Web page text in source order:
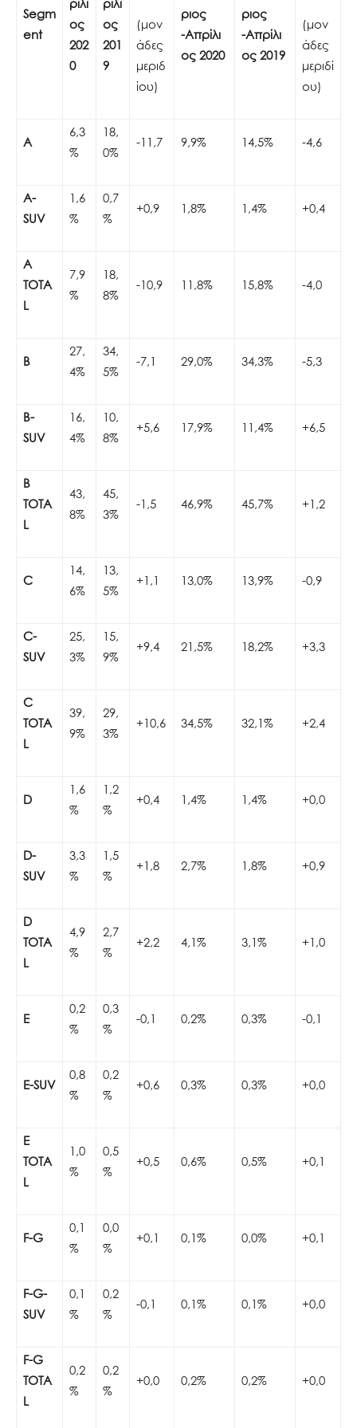
Segm
ent
ος
202
0
ος
201
9
(μον
άδες
μεριδ
ίου)
ριος
-Απρίλι
ος 2020
ριος
-Απρίλι
ος 2019
(μον
άδες
μεριδί
ου)
A
6,3
%
18,
0%
-11,7 9,9% 14,5% -4,6
A-
SUV
1,6
%
0,7
%
+0,9 1,8% 1,4% +0,4
A
TOTA
L
7,9
%
18,
8%
-10,9 11,8% 15,8% -4,0
B
27,
4%
34,
5%
-7,1 29,0% 34,3% -5,3
B-
SUV
16,
4%
10,
8%
+5,6 17,9% 11,4% +6,5
B
TOTA
L
43,
8%
45,
3%
-1,5 46,9% 45,7% +1,2
C
14,
6%
13,
5%
+1,1 13,0% 13,9% -0,9
C-
SUV
25,
3%
15,
9%
+9,4 21,5% 18,2% +3,3
C
TOTA
L
39,
9%
29,
3%
+10,6 34,5% 32,1% +2,4
D
1,6
%
1,2
%
+0,4 1,4% 1,4% +0,0
D-
SUV
3,3
%
1,5
%
+1,8 2,7% 1,8% +0,9
D
TOTA
L
4,9
%
2,7
%
+2,2 4,1% 3,1% +1,0
E
0,2
%
0,3
%
-0,1 0,2% 0,3% -0,1
E-SUV
0,8
%
0,2
%
+0,6 0,3% 0,3% +0,0
E
TOTA
L
1,0
%
0,5
%
+0,5 0,6% 0,5% +0,1
F-G
0,1
%
0,0
%
+0,1 0,1% 0,0% +0,1
F-G-
SUV
0,1
%
0,2
%
-0,1 0,1% 0,1% +0,0
F-G
TOTA
L
0,2
%
0,2
%
+0,0 0,2% 0,2% +0,0